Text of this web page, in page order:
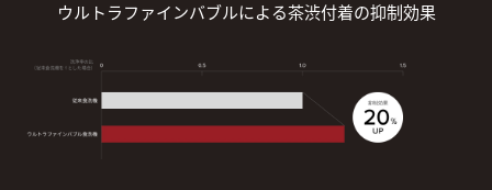
ウルトラファインバブルによる茶渋付着の抑制効果